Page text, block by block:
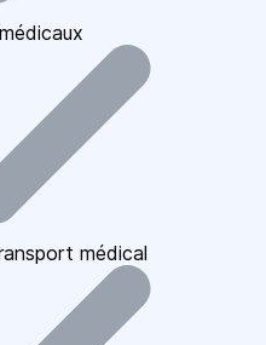
médical